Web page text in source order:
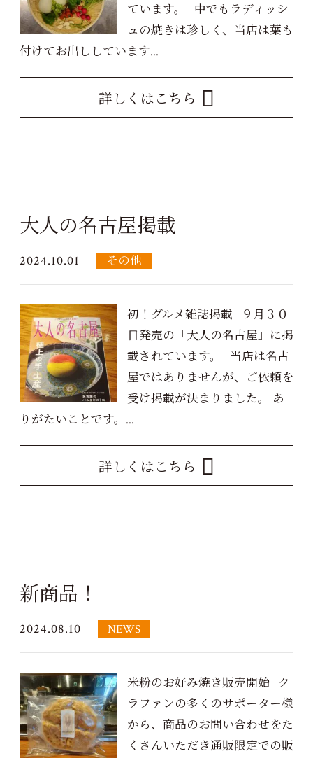
ています。 中でもラディッシ
ュの焼きは珍しく、当店は葉も
付けてお出ししています...
詳しくはこちら
大人の名古屋掲載
2024.10.01 その他
初！グルメ雑誌掲載 ９月３０
日発売の「大人の名古屋」に掲
載されています。 当店は名古
屋ではありませんが、ご依頼を
受け掲載が決まりました。 あ
りがたいことです。...
詳しくはこちら
新商品！
2024.08.10 NEWS
米粉のお好み焼き販売開始 ク
ラファンの多くのサポーター様
から、商品のお問い合わせをた
くさんいただき通販限定での販